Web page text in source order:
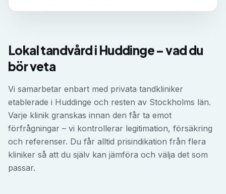
Lokal tandvård i Huddinge – vad du
bör veta
Vi samarbetar enbart med privata tandkliniker
etablerade i Huddinge och resten av Stockholms län.
Varje klinik granskas innan den får ta emot
förfrågningar – vi kontrollerar legitimation, försäkring
och referenser. Du får alltid prisindikation från flera
kliniker så att du själv kan jämföra och välja det som
passar.